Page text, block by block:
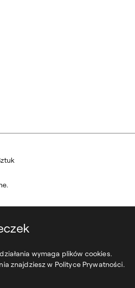
wymaga plików cookies.
znajdziesz w Polityce Prywatności.